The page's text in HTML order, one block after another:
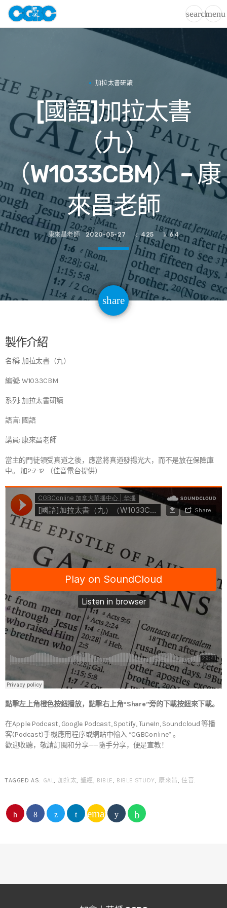
searchmenu
加拉太書研讀
[國語]加拉太書
（九）
（W1033CBM） – 康
來昌老師
康來昌老師 2020-05-27 425 64
share
email
製作介紹
名稱: 加拉太書（九）
編號: W1033CBM
系列: 加拉太書研讀
語言: 國語
講員: 康來昌老師
當主的門徒領受真道之後，應當將真道發揚光大，而不是放在保險庫
中。 加2:7-12 （佳音電台提供）
點擊左上角橙色按鈕播放，點擊右上角“Share”旁的下載按鈕來下載。
在Apple Podcast, Google Podcast, Spotify, TuneIn, Soundcloud 等播
客(Podcast)手機應用程序或網站中輸入 “CGBConline” 。
歡迎收聽，敬請訂閱和分享——隨手分享，便是宣教！
TAGGED AS: GAL, 加拉太, 聖經, BIBLE, BIBLE STUDY, 康來昌, 佳音.
email